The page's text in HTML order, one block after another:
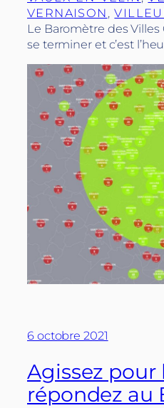
VERNAISON ,
Le Baromètre des Villes
se terminer et c’est
6 octobre 2021
Agissez pour
répondez au